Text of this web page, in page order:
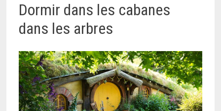
Dormir dans les cabanes
dans les arbres